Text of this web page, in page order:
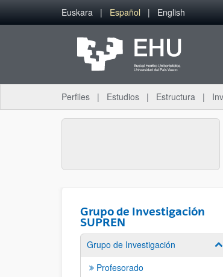
Saltar al contenido principal
Euskara Español English
Perfiles Estudios Estructura
Grupo de Investigación
SUPREN
Grupo de Investigación
Profesorado